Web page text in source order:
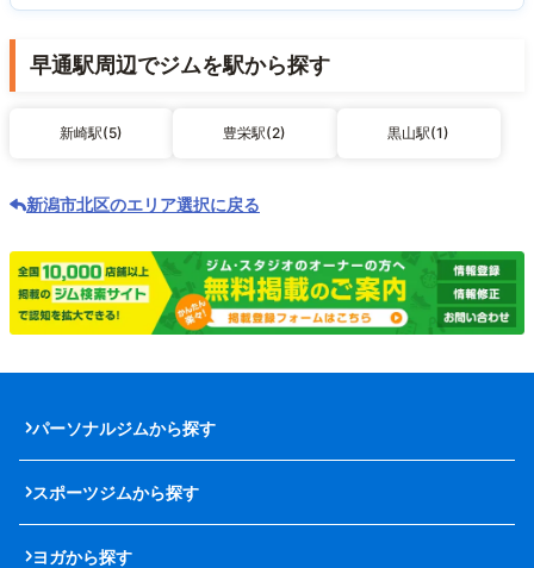
早通駅周辺でジムを駅から探す
新崎駅(5) 豊栄駅(2) 黒山駅(1)
新潟市北区のエリア選択に戻る
パーソナルジムから探す
スポーツジムから探す
ヨガから探す